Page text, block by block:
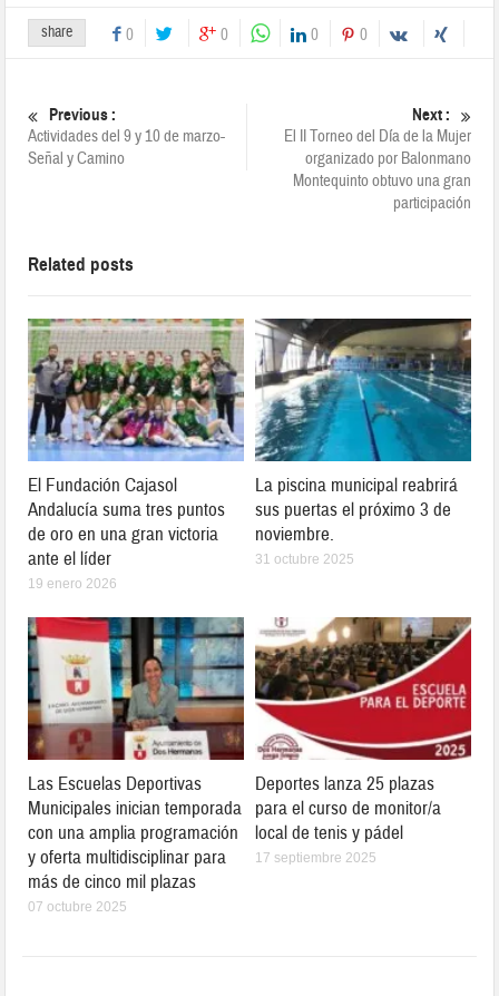
share 0 0 0 0
Previous :
Actividades del 9 y 10 de marzo-
Señal y Camino
Next :
El II Torneo del Día de la Mujer
organizado por Balonmano
Montequinto obtuvo una gran
participación
Related posts
El Fundación Cajasol
Andalucía suma tres puntos
de oro en una gran victoria
ante el líder
19 enero 2026
La piscina municipal reabrirá
sus puertas el próximo 3 de
noviembre.
31 octubre 2025
Las Escuelas Deportivas
Municipales inician temporada
con una amplia programación
y oferta multidisciplinar para
más de cinco mil plazas
07 octubre 2025
Deportes lanza 25 plazas
para el curso de monitor/a
local de tenis y pádel
17 septiembre 2025